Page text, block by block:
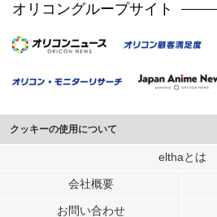
オリコングループサイト
クッキーの使用について
このサイトでは Cookie を使用して、ユーザー
行っています。
メディアや広告配信、データ解析の各パートナ
elthaとは
会社概要
お問い合わせ